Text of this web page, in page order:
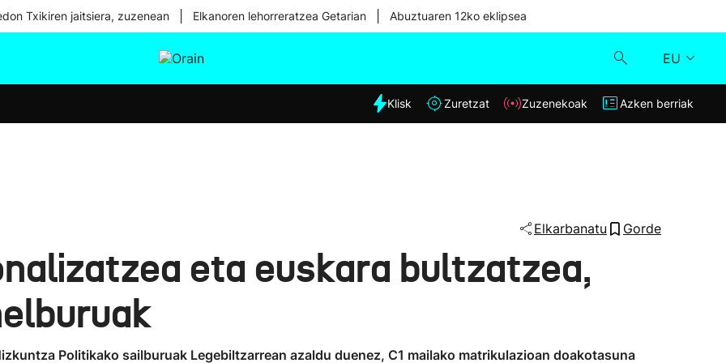
Txikiren jaitsiera, zuzenean Elkanoren lehorreratzea Getarian Abuztuaren 12ko eklipsea
EU
Eguraldia
Klisk
Klisk Zuretzat Zuzenekoak Azken berriak
Elkarbanatu Gorde
eta euskara bultzatzea,
Politikako sailburuak Legebiltzarrean azaldu duenez, C1 mailako matrikulazioan doakotasuna